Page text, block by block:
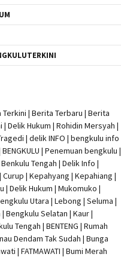
|Berita Terbaru |Berita
|Delik Hukum |Rohidin Mersyah |
| delik INFO |bengkulu info
BENGKULU |Penemuan bengkulu |
Benkulu Tengah |Delik Info |
| Kepahyang | Kepahiang |
|Delik Hukum | Mukomuko |
Utara | Lebong | Seluma |
| Bengkulu Selatan | Kaur |
Tengah | BENTENG | Rumah
Dendam Tak Sudah | Bunga
| FATMAWATI | Bumi Merah